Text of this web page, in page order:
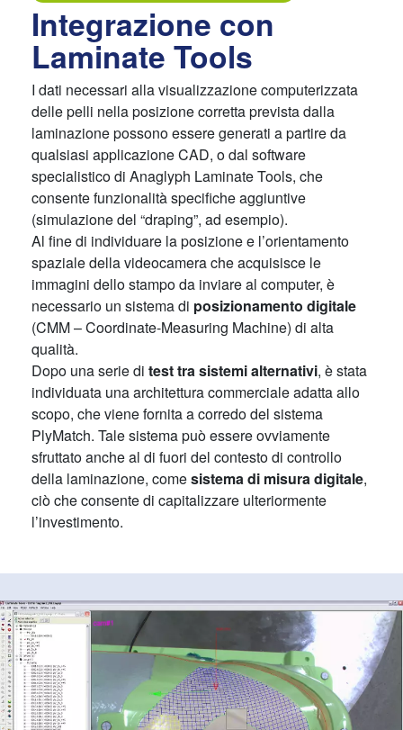
Integrazione con
Laminate Tools
I dati necessari alla visualizzazione computerizzata
delle pelli nella posizione corretta prevista dalla
laminazione possono essere generati a partire da
qualsiasi applicazione CAD, o dal software
specialistico di Anaglyph Laminate Tools, che
consente funzionalità specifiche aggiuntive
(simulazione del “draping”, ad esempio).
Al fine di individuare la posizione e l’orientamento
spaziale della videocamera che acquisisce le
immagini dello stampo da inviare al computer, è
necessario un sistema di posizionamento digitale
(CMM – Coordinate-Measuring Machine) di alta
qualità.
Dopo una serie di test tra sistemi alternativi, è stata
individuata una architettura commerciale adatta allo
scopo, che viene fornita a corredo del sistema
PlyMatch. Tale sistema può essere ovviamente
sfruttato anche al di fuori del contesto di controllo
della laminazione, comesistema di misura digitale,
ciò che consente di capitalizzare ulteriormente
l’investimento.